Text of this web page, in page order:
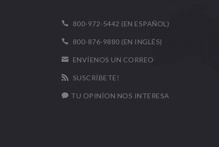
 800-972-5442 (EN ESPAÑOL)
 800-876-9880 (EN INGLÉS)
 ENVÍENOS UN CORREO
 SUSCRÍBETE!
 TU OPINÍON NOS INTERESA